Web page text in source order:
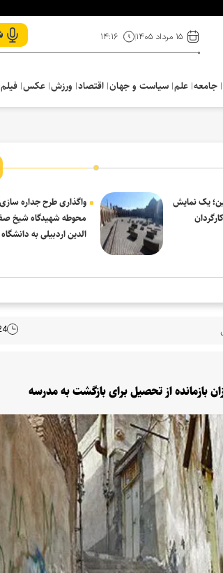
۱۵ مرداد ۱۴۰۵ ۱۴:۱۶
جامعه علم سیاست و جهان اقتصاد ورزش عکس فیلم
یک نمایش
واگذاری طرح جداره سازی
محوطه شهیدگاه شیخ
الدین اردبیلی به دانشگاه
بازمانده از تحصیل برای بازگشت به مدرسه